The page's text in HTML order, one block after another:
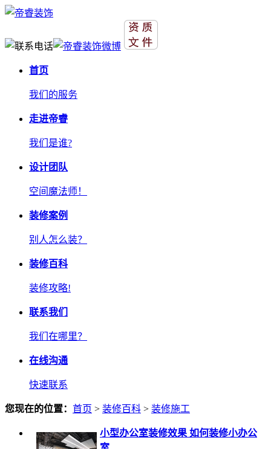
首页
我们的服务
走进帝睿
我们是谁?
设计团队
空间魔法师！
装修案例
别人怎么装？
装修百科
装修攻略!
联系我们
我们在哪里？
在线沟通
快速联系
您现在的位置： 首页 > 装修百科 > 装修施工
小型办公室装修效果 如何装修小办公